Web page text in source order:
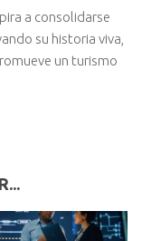
a consolidarse
su historia viva,
un turismo